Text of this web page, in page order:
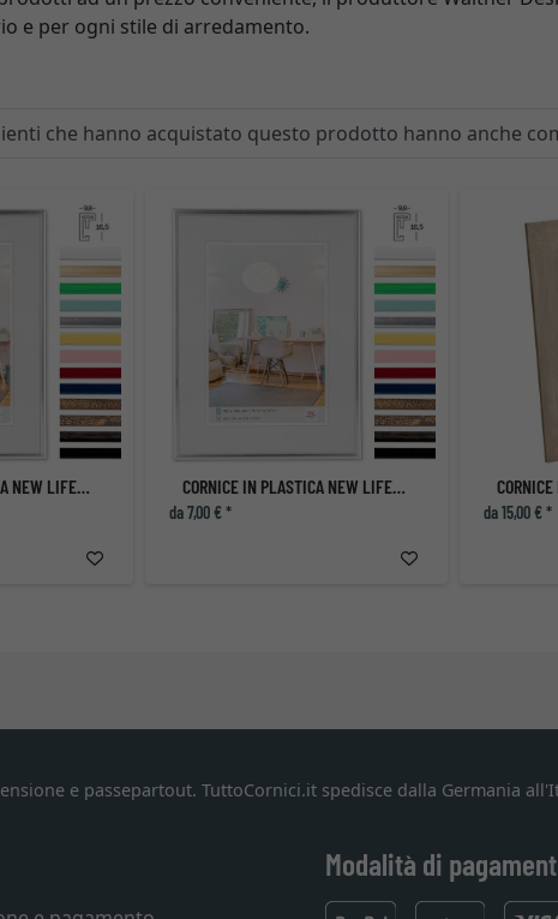
e per ogni stile di arredamento.
che hanno acquistato questo prodotto hanno anche
CORNICE IN PLASTICA NEW LIFESTYLE
da 7,00 € * da 15,00 € *
e passepartout. TuttoCornici.it spedisce dalla Germania
Modalità di